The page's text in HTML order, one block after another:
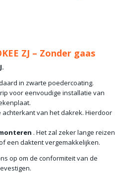
ZJ – Zonder gaas
in zwarte poedercoating.
voor eenvoudige installatie van
van het dakrek. Hierdoor
. Het zal zeker lange reizen
een daktent vergemakkelijken.
op om de conformiteit van de